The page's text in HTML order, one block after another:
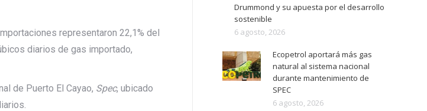
representaron 22,1% del
diarios de gas importado,
de Puerto El Cayao, Spec, ubicado
Drummond y su apuesta por el desarrollo
sostenible
6 agosto, 2026
Ecopetrol aportará más gas
natural al sistema nacional
durante mantenimiento de
SPEC
6 agosto, 2026